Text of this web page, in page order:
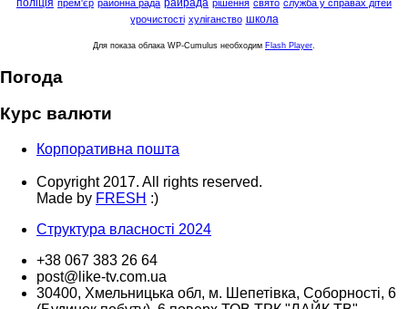
прем'єр районна рада рішення свято служба у справах дітей
урочистості хуліганство школа
Для показа облака WP-Cumulus необходим Flash Player
Погода
Курс валюти
Корпоративна пошта
Copyright 2017. All rights reserved.
Made by FRESH :)
Структура власності 2024
+38 067 383 26 64
post@like-tv.com.ua
30400, Хмельницька обл, м. Шепетівка, Соборності, 6